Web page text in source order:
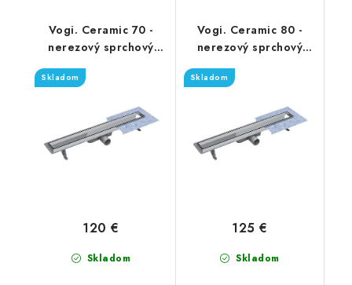
Vogi. Ceramic 70 -
nerezový sprchový
Skladom
Skladom
120 €
Vogi. Ceramic 80 -
nerezový sprchový
Skladom
Skladom
125 €